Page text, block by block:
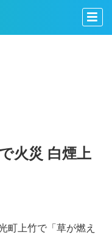
火災 白煙上
町上竹で「草が燃え